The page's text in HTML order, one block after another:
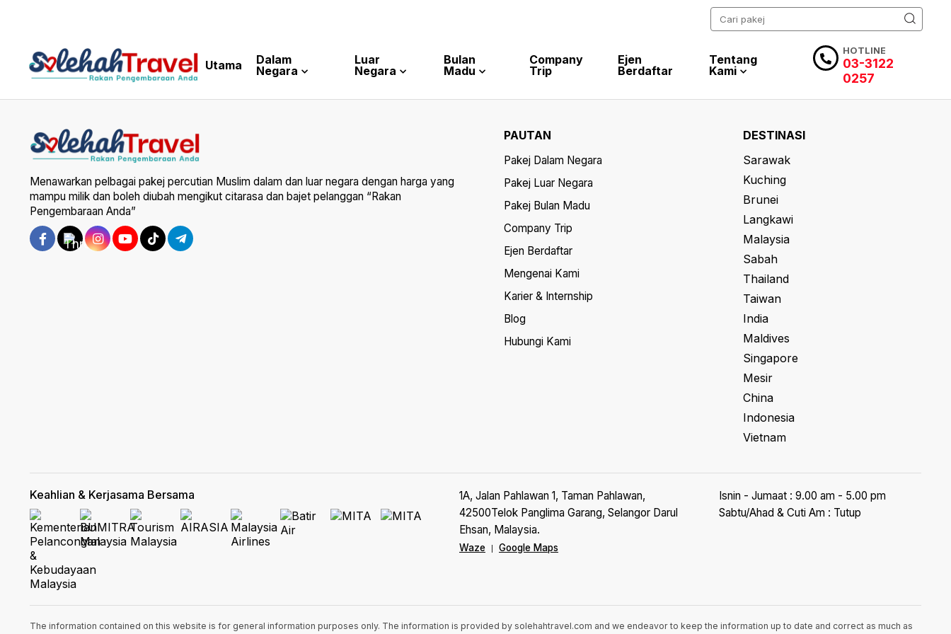
Utama
Dalam
Negara
Luar
Negara
Bulan
Madu
Company
Trip
Ejen
Berdaftar
Tentang
Kami
HOTLINE
03-3122
0257
Menawarkan pelbagai pakej percutian Muslim dalam dan luar negara dengan harga yang
mampu milik dan boleh diubah mengikut citarasa dan bajet pelanggan “Rakan
Pengembaraan Anda”
PAUTAN
Pakej Dalam Negara
Pakej Luar Negara
Pakej Bulan Madu
Company Trip
Ejen Berdaftar
Mengenai Kami
Karier & Internship
Blog
Hubungi Kami
DESTINASI
Sarawak
Kuching
Brunei
Langkawi
Malaysia
Sabah
Thailand
Taiwan
India
Maldives
Singapore
Mesir
China
Indonesia
Vietnam
Keahlian & Kerjasama Bersama
1A, Jalan Pahlawan 1, Taman Pahlawan,
42500Telok Panglima Garang, Selangor Darul
Ehsan, Malaysia.
Waze Google Maps
Isnin - Jumaat : 9.00 am - 5.00 pm
Sabtu/Ahad & Cuti Am : Tutup
The information contained on this website is for general information purposes only. The information is provided by solehahtravel.com and we endeavor to keep the information up to date and correct as much as